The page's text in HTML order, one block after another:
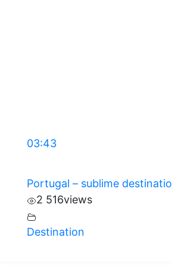
03:43
Portugal – sublime
2 516views
Destination